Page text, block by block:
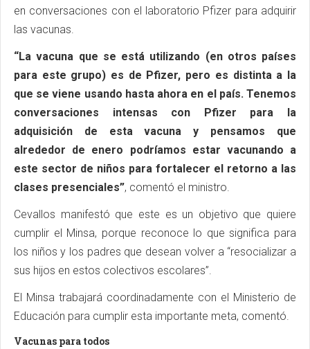
en conversaciones con el laboratorio Pfizer para adquirir
las vacunas.
“La vacuna que se está utilizando (en otros países
para este grupo) es de Pfizer, pero es distinta a la
que se viene usando hasta ahora en el país. Tenemos
conversaciones intensas con Pfizer para la
adquisición de esta vacuna y pensamos que
alrededor de enero podríamos estar vacunando a
este sector de niños para fortalecer el retorno a las
clases presenciales”, comentó el ministro.
Cevallos manifestó que este es un objetivo que quiere
cumplir el Minsa, porque reconoce lo que significa para
los niños y los padres que desean volver a “resocializar a
sus hijos en estos colectivos escolares”.
El Minsa trabajará coordinadamente con el Ministerio de
Educación para cumplir esta importante meta, comentó.
Vacunas para todos